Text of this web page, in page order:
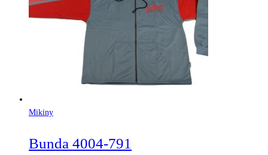
Mikiny
Bunda 4004-791